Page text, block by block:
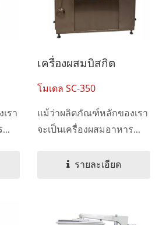
รา
...
เครื่องผสมบิสกิต
โมเดล SC-350
แม้ว่าผลิตภัณฑ์หลักของเรา
จะเป็นเครื่องผสมอาหาร...
รายละเอียด